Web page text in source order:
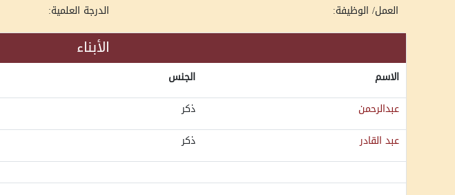
العمل/ الوظيفة:
الدرجة العلمية:
الأبناء
الاسم الجنس
عبدالرحمن
ذكر
عبد القادر
ذكر